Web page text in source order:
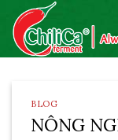
Skip
content
BLOG
NÔNG